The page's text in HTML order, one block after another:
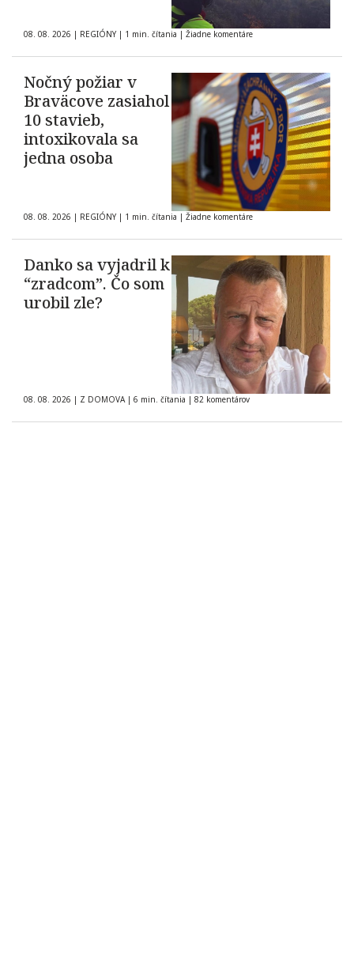
08. 08. 2026 | REGIÓNY | 1 min. čítania | Žiadne komentáre
Nočný požiar v
Braväcove zasiahol
10 stavieb,
intoxikovala sa
jedna osoba
08. 08. 2026 | REGIÓNY | 1 min. čítania | Žiadne komentáre
Danko sa vyjadril k
“zradcom”. Čo som
urobil zle?
08. 08. 2026 | Z DOMOVA | 6 min. čítania | 82 komentárov